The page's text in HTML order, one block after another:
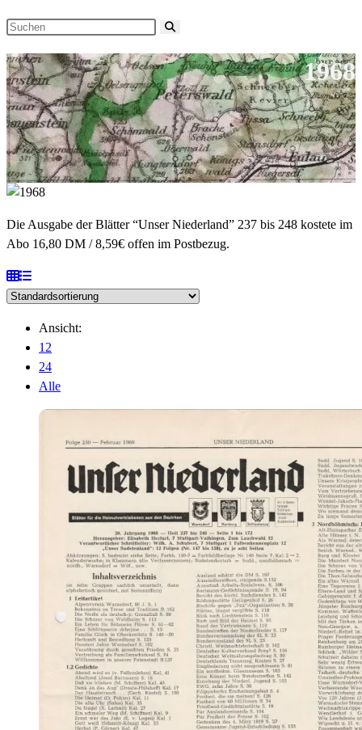
Diese
durchsuchen
1968
Die Ausgabe der Blätter “Unser Niederland” 237 bis 248 kostete im
Abo 16,80 DM / 8,59€ offen im Postbezug.
Ansicht:
12
24
Alle